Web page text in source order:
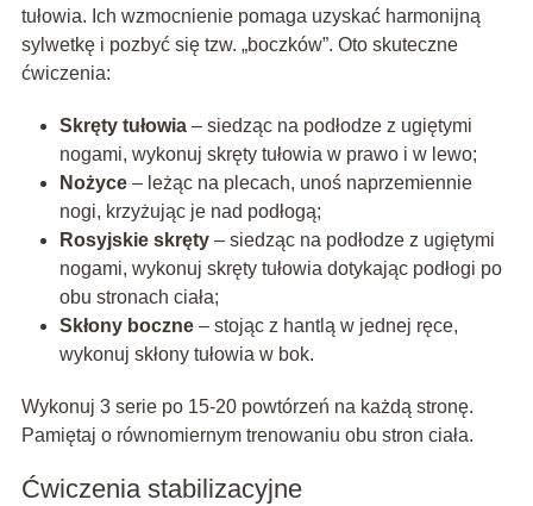
tułowia. Ich wzmocnienie pomaga uzyskać harmonijną
sylwetkę i pozbyć się tzw. „boczków”. Oto skuteczne
ćwiczenia:
Skręty tułowia– siedząc na podłodze z ugiętymi
nogami, wykonuj skręty tułowia w prawo i w lewo;
Nożyce– leżąc na plecach, unoś naprzemiennie
nogi, krzyżując je nad podłogą;
Rosyjskie skręty– siedząc na podłodze z ugiętymi
nogami, wykonuj skręty tułowia dotykając podłogi po
obu stronach ciała;
Skłony boczne– stojąc z hantlą w jednej ręce,
wykonuj skłony tułowia w bok.
Wykonuj 3 serie po 15-20 powtórzeń na każdą stronę.
Pamiętaj o równomiernym trenowaniu obu stron ciała.
Ćwiczenia stabilizacyjne